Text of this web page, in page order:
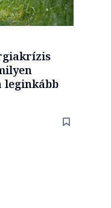
leginkább